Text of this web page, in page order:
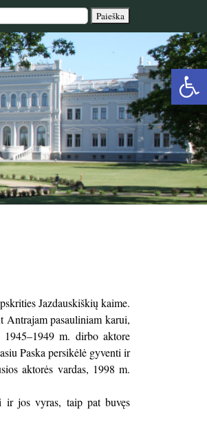
Jazdauskiškių kaime.
Antrajam pasauliniam karui,
m. dirbo aktore
Paska persikėlė gyventi ir
aktorės vardas, 1998 m.
ir jos vyras, taip pat buvęs